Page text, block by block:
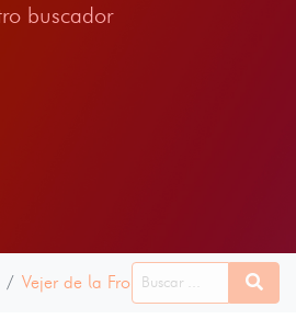
buscador
Vejer de la Frontera 10 MAYO